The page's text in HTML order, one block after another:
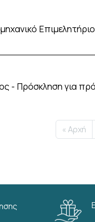
- Πρόσκληση για
First page
« Αρχή